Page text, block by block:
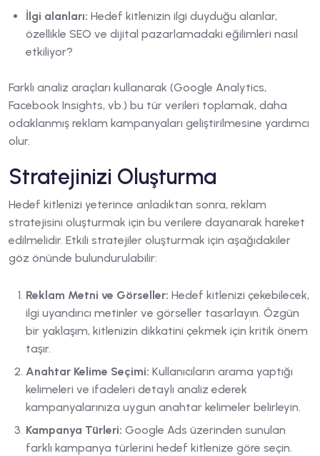
İlgi alanları: Hedef kitlenizin ilgi duyduğu alanlar,
özellikle SEO ve dijital pazarlamadaki eğilimleri nasıl
etkiliyor?
Farklı analiz araçları kullanarak (Google Analytics,
Facebook Insights, vb.) bu tür verileri toplamak, daha
odaklanmış reklam kampanyaları geliştirilmesine yardımcı
olur.
Stratejinizi Oluşturma
Hedef kitlenizi yeterince anladıktan sonra, reklam
stratejisini oluşturmak için bu verilere dayanarak hareket
edilmelidir. Etkili stratejiler oluşturmak için aşağıdakiler
göz önünde bulundurulabilir:
Reklam Metni ve Görseller: Hedef kitlenizi çekebilecek,
ilgi uyandırıcı metinler ve görseller tasarlayın. Özgün
bir yaklaşım, kitlenizin dikkatini çekmek için kritik önem
taşır.
Anahtar Kelime Seçimi: Kullanıcıların arama yaptığı
kelimeleri ve ifadeleri detaylı analiz ederek
kampanyalarınıza uygun anahtar kelimeler belirleyin.
Kampanya Türleri: Google Ads üzerinden sunulan
farklı kampanya türlerini hedef kitlenize göre seçin.